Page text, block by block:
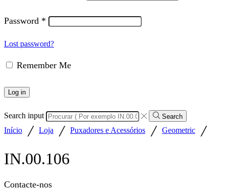
Password *
Lost password?
Remember Me
Log in
Search input Search
Início / Loja / Puxadores e Acessórios / Geometric
/
IN.00.106
Contacte-nos